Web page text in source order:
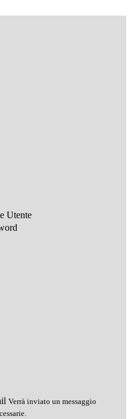
Utente
Verrà inviato un messaggio